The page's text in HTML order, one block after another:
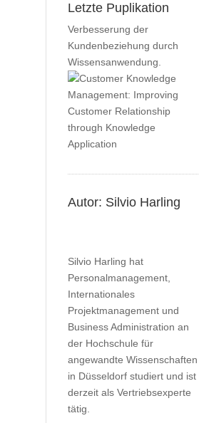
Letzte Puplikation
Verbesserung der
Kundenbeziehung durch
Wissensanwendung.
Autor: Silvio Harling
Silvio Harling hat
Personalmanagement,
Internationales
Projektmanagement und
Business Administration an
der Hochschule für
angewandte Wissenschaften
in Düsseldorf studiert und ist
derzeit als Vertriebsexperte
tätig.